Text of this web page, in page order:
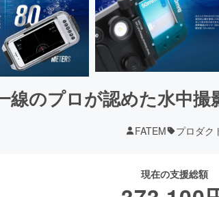
線のプロが認めた水中撮
FATEM プロダク
現在の支援総額